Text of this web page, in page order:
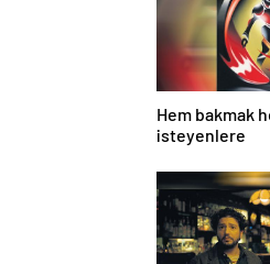
Hem bakmak
isteyenlere